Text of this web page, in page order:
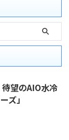
望のAIO水冷
ズ」